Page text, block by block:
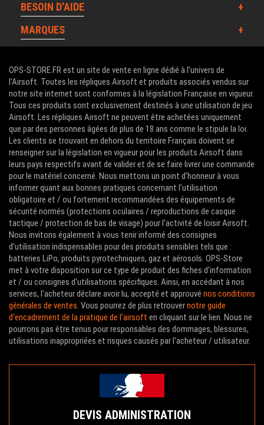
BESOIN D'AIDE
MARQUES
OPS-STORE.FR est un site de vente en ligne dédié à l'univers de
l'Airsoft. Toutes les répliques Airsoft et produits associés vendus sur
notre site internet sont conformes à la législation Française en vigueur.
Tous ces produits sont exclusivement destinés à une utilisation de jeu
Airsoft. Les répliques Airsoft ne peuvent être achetées uniquement
que par des personnes âgées de plus de 18 ans comme le stipule la loi.
Les clients se trouvant en dehors du territoire Français doivent se
renseigner sur la législation en vigueur pour les produits Airsoft dans
leurs pays respectifs avant de valider et de se faire livrer une commande
pour le matériel concerné. Nous mettons un point d'honneur à vous
informer quant aux bonnes pratiques concernant l'utilisation
obligatoire et / ou fortement recommandées des équipements de
sécurité normés (protections oculaires / reproductions de casque
tactique / protection de bas de visage) pour l'activité de loisir Airsoft.
Nous invitons également à vous tenir informé des consignes
d'utilisation indispensables pour des produits sensibles tels que :
batteries LiPo, produits pyrotechniques, gaz et aérosols. OPS-Store
met à votre disposition sur ce type de produit des fiches d'information
et / ou consignes d'utilisations spécifiques. Ainsi, en accédant à nos
services, l'acheteur déclare avoir lu, accepté et approuvé nos conditions
générales de ventes. Vous pourrez de plus retrouvernotre guide
d'encadrement de la pratique de l'airsoft en cliquant sur le lien. Nous ne
pourrons pas être tenus pour responsables des dommages, blessures,
utilisations inappropriées et risques causés par l'acheteur / utilisateur.
DEVIS ADMINISTRATION